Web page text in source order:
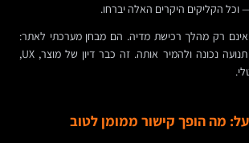
וכל הקליקים היקרים האלה יברחו.
אינם רק מהלך רכישת מדיה. הם מבחן מערכתי לאתר:
האם הוא יודע לקלוט תנועה נכונה ולהמיר אותה. זה כבר דיון של מוצר, UX,
מה הופך קישור ממומן לטוב